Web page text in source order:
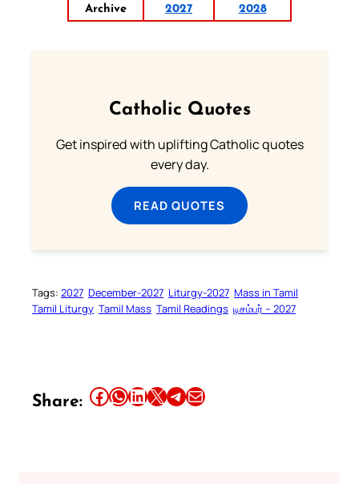
Archive
2027 2028
Catholic Quotes
Get inspired with uplifting Catholic quotes
every day.
READ QUOTES
Tags: 2027 December-2027 Liturgy-2027 Mass in Tamil
Tamil Liturgy Tamil Mass Tamil Readings டிசம்பர் – 2027
Share: Share this article on Facebook Share this article on WhatsApp Share this article on LinkedIn Share this article on X Share this article on TelegramEmail this Article